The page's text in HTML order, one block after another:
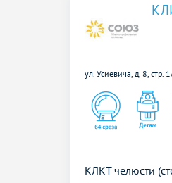
ул. Усиевича, д. 8, стр.
КЛКТ челюсти